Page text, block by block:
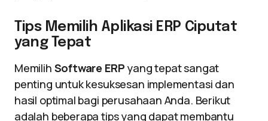
Tips Memilih Aplikasi ERP Ciputat
yang Tepat
Memilih Software ERP yang tepat sangat
penting untuk kesuksesan implementasi dan
hasil optimal bagi perusahaan Anda. Berikut
adalah beberapa tips yang dapat membantu